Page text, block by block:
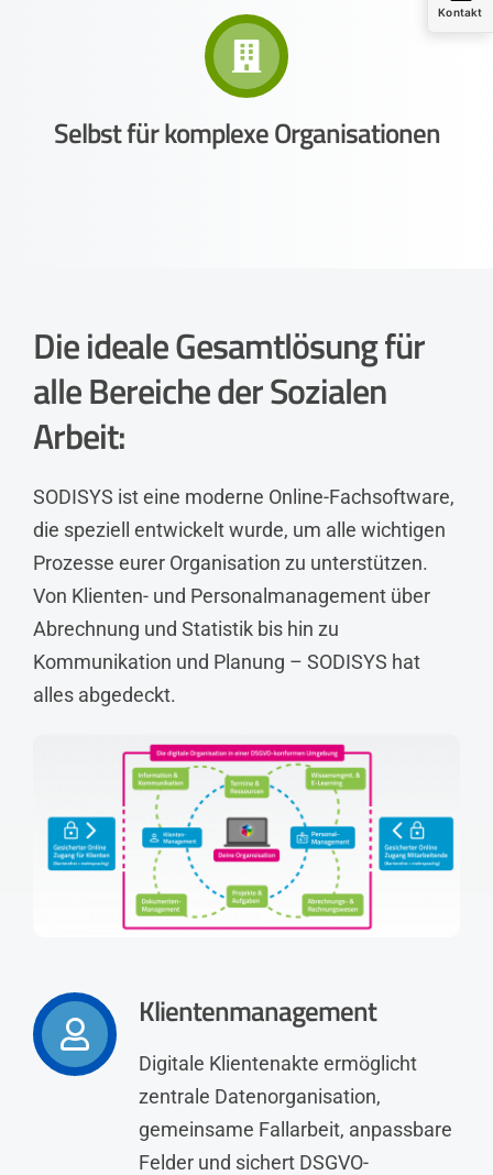
Kontakt
Selbst für komplexe Organisationen
Die ideale Gesamtlösung für
alle Bereiche der Sozialen
Arbeit:
SODISYS ist eine moderne Online-Fachsoftware,
die speziell entwickelt wurde, um alle wichtigen
Prozesse eurer Organisation zu unterstützen.
Von Klienten- und Personalmanagement über
Abrechnung und Statistik bis hin zu
Kommunikation und Planung – SODISYS hat
alles abgedeckt.
Klientenmanagement
Digitale Klientenakte ermöglicht
zentrale Datenorganisation,
gemeinsame Fallarbeit, anpassbare
Felder und sichert DSGVO-